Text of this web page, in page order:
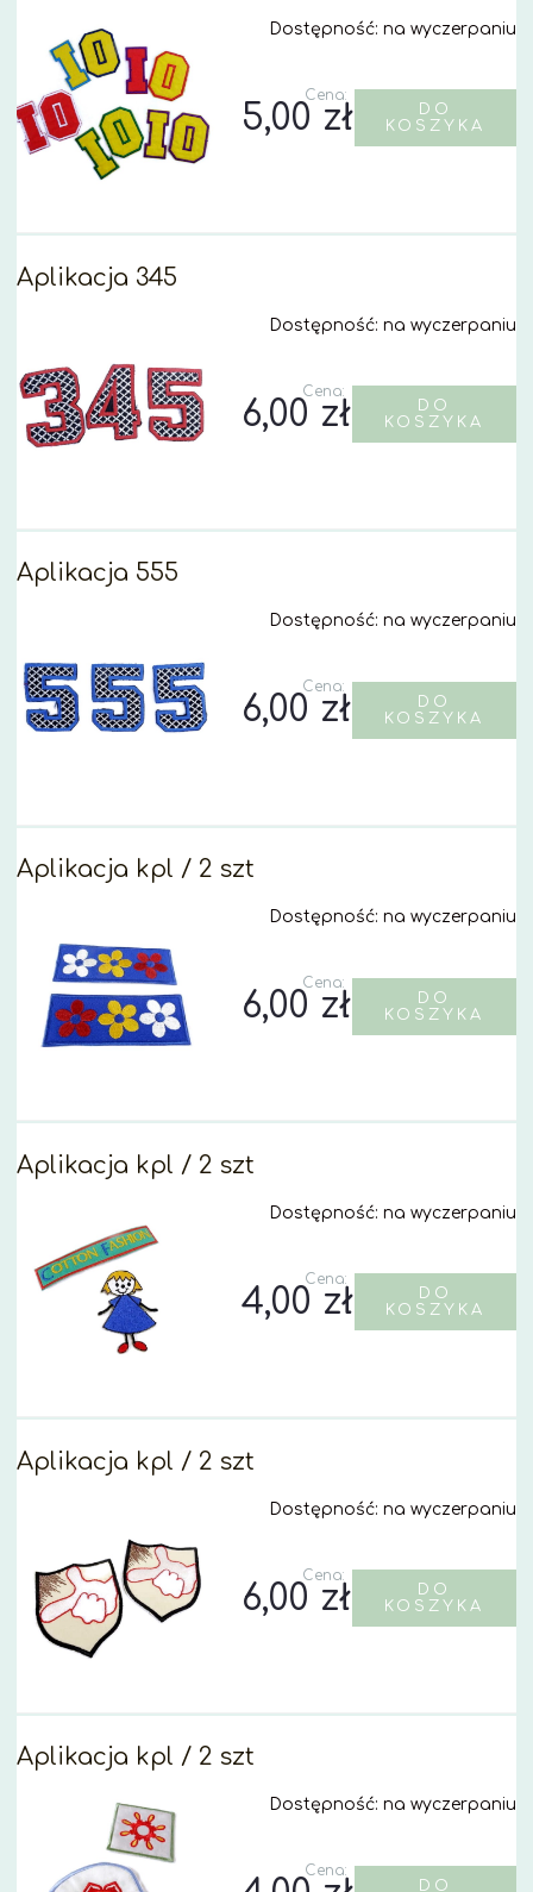
Dostępność: na wyczerpaniu
Cena:
5,00 zł
DO
KOSZYKA
Aplikacja 345
Dostępność: na wyczerpaniu
Cena:
6,00 zł
DO
KOSZYKA
Aplikacja 555
Dostępność: na wyczerpaniu
Cena:
6,00 zł
DO
KOSZYKA
Aplikacja kpl / 2 szt
Dostępność: na wyczerpaniu
Cena:
6,00 zł
DO
KOSZYKA
Aplikacja kpl / 2 szt
Dostępność: na wyczerpaniu
Cena:
4,00 zł
DO
KOSZYKA
Aplikacja kpl / 2 szt
Dostępność: na wyczerpaniu
Cena:
6,00 zł
DO
KOSZYKA
Aplikacja kpl / 2 szt
Dostępność: na wyczerpaniu
Cena:
DO